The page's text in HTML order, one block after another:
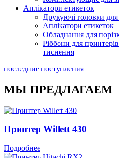
Аплікатори етикеток
Друкуючі головки
Аплікатори етикеток
Обладнання для
Ріббони для
тиснення
последние поступления
МЫ ПРЕДЛАГАЕМ
Принтер Willett 430
Подробнее